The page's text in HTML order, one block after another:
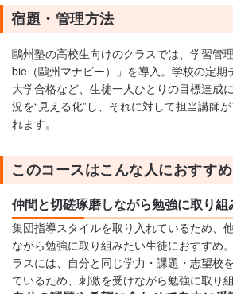
宿題・管理方法
鷗州塾の高校生向けのクラスでは、学習管
bie（鷗州マナビー）」を導入。学校の定期
大学合格など、生徒一人ひとりの目標達成
況を“見える化”し、それに対して担当講師
れます。
このコースはこんな人におすすめ
仲間と切磋琢磨しながら勉強に取り組
集団指導スタイルを取り入れているため、
ながら勉強に取り組みたい生徒におすすめ
ラスには、自分と同じ学力・課題・志望校
ているため、刺激を受けながら勉強に取り